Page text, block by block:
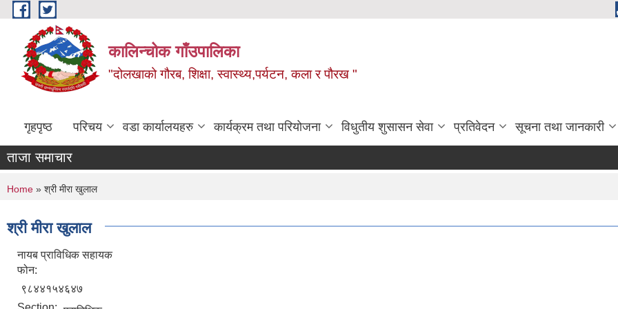
Skip to main content
कालिन्चोक गाँउपालिका
"दोलखाको गौरब, शिक्षा, स्वास्थ्य,पर्यटन, कला र पौरख "
गृहपृष्ठ परिचय वडा कार्यालयहरु कार्यक्रम तथा परियोजना विधुतीय शुसासन सेवा प्रतिवेदन सूचना तथा जानकारी
ताजा समाचार
You are here
Home » श्री मीरा खुलाल
श्री मीरा खुलाल
नायब प्राविधिक सहायक
फोन:
९८४४१५४६४७